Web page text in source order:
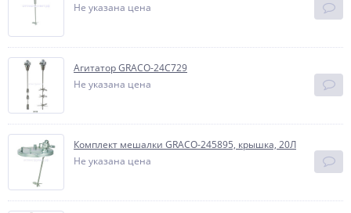
Не указана цена
Агитатор GRACO-24C729
Не указана цена
Комплект мешалки GRACO-245895, крышка, 20Л
Не указана цена